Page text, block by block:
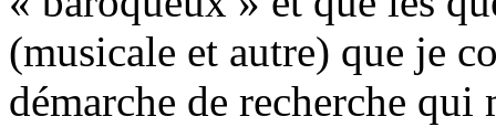
(musicale et autre) que je
démarche de recherche qui